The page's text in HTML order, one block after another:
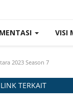
VISI
2023 Season 7
LINK TERKAIT